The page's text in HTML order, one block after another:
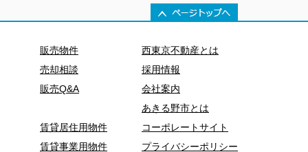
販売物件
売却相談
販売Q&A
賃貸居住用物件
賃貸事業用物件
西東京不動産とは
採用情報
会社案内
あきる野市とは
コーポレートサイト
プライバシーポリシー